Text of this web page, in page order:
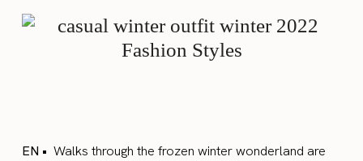
EN • Walks through the frozen winter wonderland are